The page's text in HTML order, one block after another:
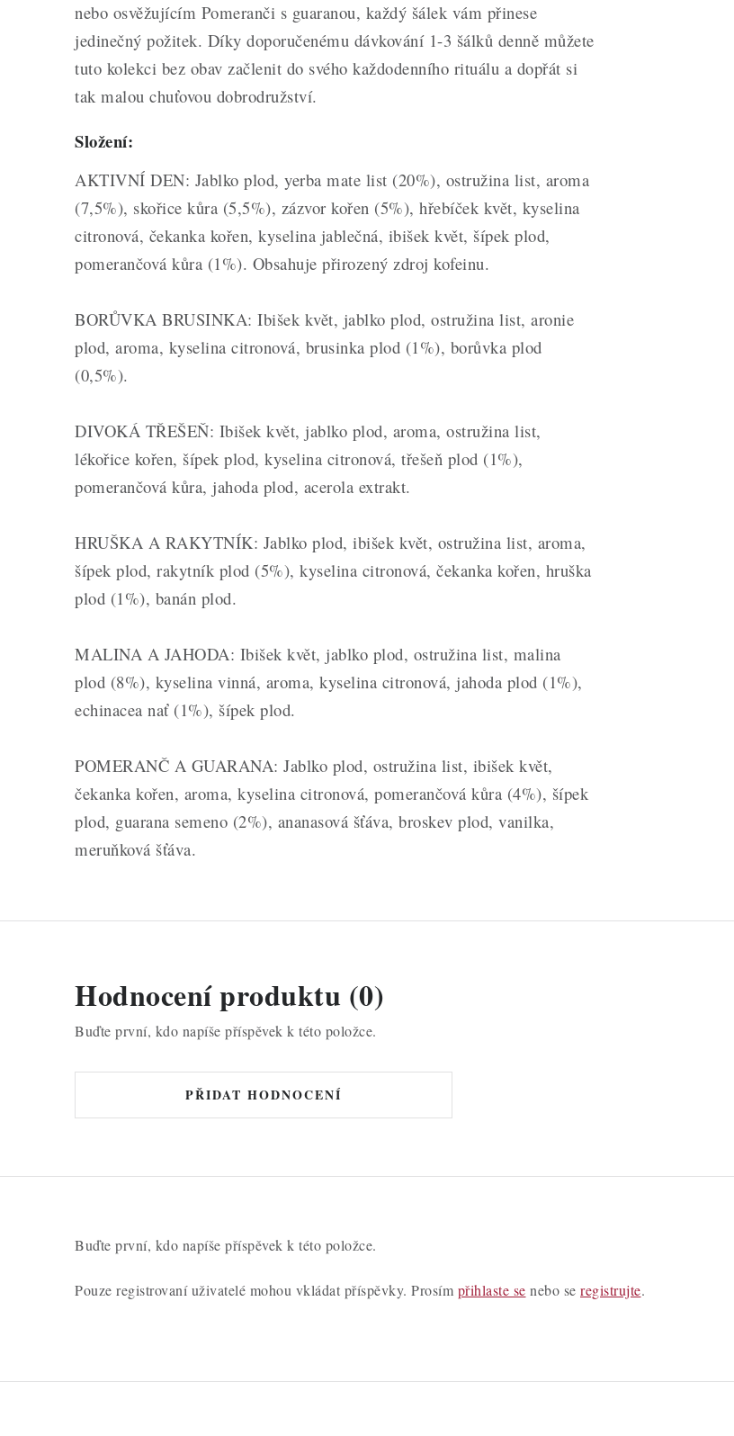
nebo osvěžujícím Pomeranči s guaranou, každý šálek vám přinese
jedinečný požitek. Díky doporučenému dávkování 1-3 šálků denně můžete
tuto kolekci bez obav začlenit do svého každodenního rituálu a dopřát si
tak malou chuťovou dobrodružství.
Složení:
AKTIVNÍ DEN: Jablko plod, yerba mate list (20%), ostružina list, aroma
(7,5%), skořice kůra (5,5%), zázvor kořen (5%), hřebíček květ, kyselina
citronová, čekanka kořen, kyselina jablečná, ibišek květ, šípek plod,
pomerančová kůra (1%). Obsahuje přirozený zdroj kofeinu.
BORŮVKA BRUSINKA: Ibišek květ, jablko plod, ostružina list, aronie
plod, aroma, kyselina citronová, brusinka plod (1%), borůvka plod
(0,5%).
DIVOKÁ TŘEŠEŇ: Ibišek květ, jablko plod, aroma, ostružina list,
lékořice kořen, šípek plod, kyselina citronová, třešeň plod (1%),
pomerančová kůra, jahoda plod, acerola extrakt.
HRUŠKA A RAKYTNÍK: Jablko plod, ibišek květ, ostružina list, aroma,
šípek plod, rakytník plod (5%), kyselina citronová, čekanka kořen, hruška
plod (1%), banán plod.
MALINA A JAHODA: Ibišek květ, jablko plod, ostružina list, malina
plod (8%), kyselina vinná, aroma, kyselina citronová, jahoda plod (1%),
echinacea nať (1%), šípek plod.
POMERANČ A GUARANA: Jablko plod, ostružina list, ibišek květ,
čekanka kořen, aroma, kyselina citronová, pomerančová kůra (4%), šípek
plod, guarana semeno (2%), ananasová šťáva, broskev plod, vanilka,
meruňková šťáva.
Hodnocení produktu (0)
Buďte první, kdo napíše příspěvek k této položce.
PŘIDAT HODNOCENÍ
Buďte první, kdo napíše příspěvek k této položce.
Pouze registrovaní uživatelé mohou vkládat příspěvky. Prosím přihlaste se nebo se registrujte.